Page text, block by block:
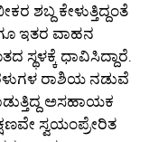
ಶಬ್ದ ಕೇಳುತ್ತಿದ್ದಂತೆ
ಇತರ ವಾಹನ
ಸ್ಥಳಕ್ಕೆ ಧಾವಿಸಿದ್ದಾರೆ.
ರಾಶಿಯ ನಡುವೆ
ಅಸಹಾಯಕ
ಸ್ವಯಂಪ್ರೇರಿತ